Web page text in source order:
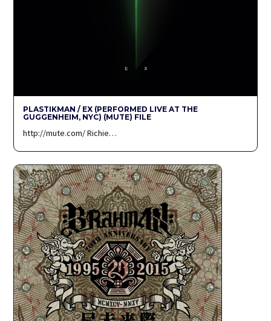
PLASTIKMAN / EX (PERFORMED LIVE AT THE
GUGGENHEIM, NYC) (MUTE) FILE
http://mute.com/ Richie…